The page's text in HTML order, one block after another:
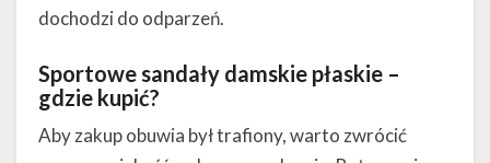
dochodzi do odparzeń.
Sportowe sandały damskie płaskie –
gdzie kupić?
Aby zakup obuwia był trafiony, warto zwrócić